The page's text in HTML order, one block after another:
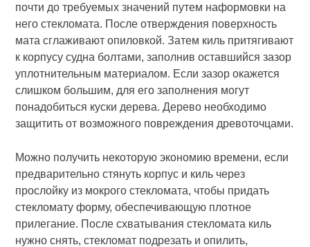
почти до требуемых значений путем наформовки на
него стекломата. После отверждения поверхность
мата сглаживают опиловкой. Затем киль притягивают
к корпусу судна болтами, заполнив оставшийся зазор
уплотнительным материалом. Если зазор окажется
слишком большим, для его заполнения могут
понадобиться куски дерева. Дерево необходимо
защитить от возможного повреждения древоточцами.
Можно получить некоторую экономию времени, если
предварительно стянуть корпус и киль через
прослойку из мокрого стекломата, чтобы придать
стекломату форму, обеспечивающую плотное
прилегание. После схватывания стекломата киль
нужно снять, стекломат подрезать и опилить,